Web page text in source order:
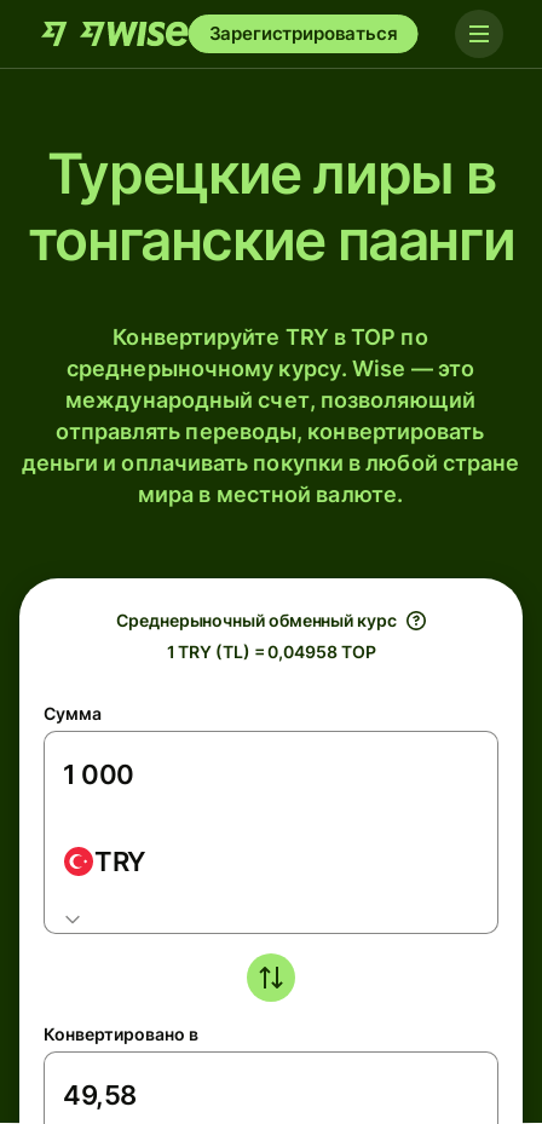
Зарегистрироваться
Турецкие лиры в
тонганские паанги
Конвертируйте TRY в TOP по
среднерыночному курсу. Wise — это
международный счет, позволяющий
отправлять переводы, конвертировать
деньги и оплачивать покупки в любой стране
мира в местной валюте.
Среднерыночный обменный курс
1 TRY (TL) = 0,04958 TOP
Сумма
TRY
Конвертировано в